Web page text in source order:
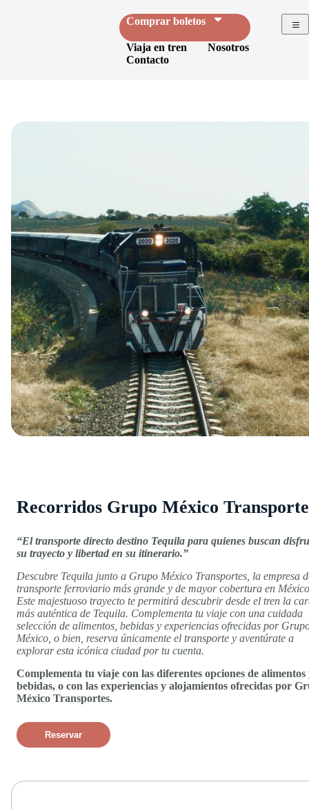
Comprar boletos
Viaja en tren
Nosotros
Contacto
Recorridos Grupo México
“El transporte directo destino Tequila para quienes buscan
su trayecto y libertad en su itinerario.”
Descubre Tequila junto a Grupo México Transportes, la empresa
transporte ferroviario más grande y de mayor cobertura en
Este majestuoso trayecto te permitirá descubrir desde el tren la
más auténtica de Tequila. Complementa tu viaje con una cuidada
selección de alimentos, bebidas y experiencias ofrecidas por
México, o bien, reserva únicamente el transporte y aventúrate a
explorar esta icónica ciudad por tu cuenta.
Complementa tu viaje con las diferentes opciones de alimentos
bebidas, o con las experiencias y alojamientos ofrecidas por
México Transportes.
Reservar